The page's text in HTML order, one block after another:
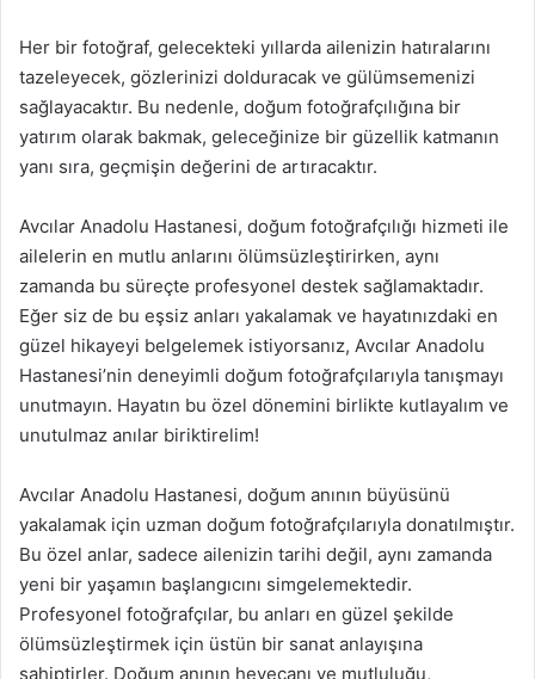
Her bir fotoğraf, gelecekteki yıllarda ailenizin hatıralarını
tazeleyecek, gözlerinizi dolduracak ve gülümsemenizi
sağlayacaktır. Bu nedenle, doğum fotoğrafçılığına bir
yatırım olarak bakmak, geleceğinize bir güzellik katmanın
yanı sıra, geçmişin değerini de artıracaktır.
Avcılar Anadolu Hastanesi, doğum fotoğrafçılığı hizmeti ile
ailelerin en mutlu anlarını ölümsüzleştirirken, aynı
zamanda bu süreçte profesyonel destek sağlamaktadır.
Eğer siz de bu eşsiz anları yakalamak ve hayatınızdaki en
güzel hikayeyi belgelemek istiyorsanız, Avcılar Anadolu
Hastanesi’nin deneyimli doğum fotoğrafçılarıyla tanışmayı
unutmayın. Hayatın bu özel dönemini birlikte kutlayalım ve
unutulmaz anılar biriktirelim!
Avcılar Anadolu Hastanesi, doğum anının büyüsünü
yakalamak için uzman doğum fotoğrafçılarıyla donatılmıştır.
Bu özel anlar, sadece ailenizin tarihi değil, aynı zamanda
yeni bir yaşamın başlangıcını simgelemektedir.
Profesyonel fotoğrafçılar, bu anları en güzel şekilde
ölümsüzleştirmek için üstün bir sanat anlayışına
sahiptirler. Doğum anının heyecanı ve mutluluğu,